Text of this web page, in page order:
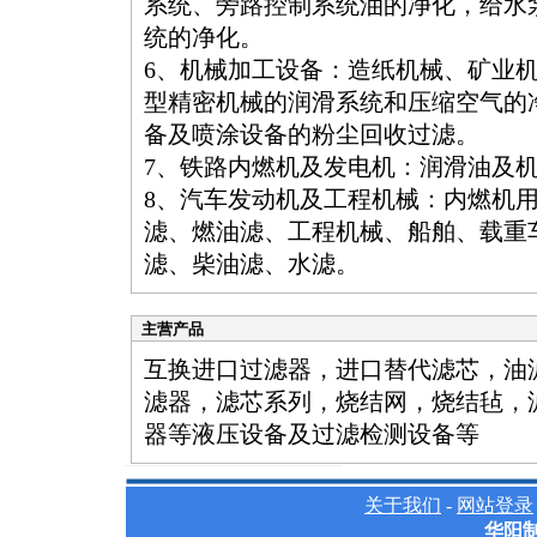
统的净化。
6、机械加工设备：造纸机械、矿业
型精密机械的润滑系统和压缩空气的
备及喷涂设备的粉尘回收过滤。
7、铁路内燃机及发电机：润滑油及
8、汽车发动机及工程机械：内燃机
滤、燃油滤、工程机械、船舶、载重
滤、柴油滤、水滤。
主营产品
互换进口过滤器，进口替代滤芯，油
滤器，滤芯系列，烧结网，烧结毡，
器等液压设备及过滤检测设备等
关于我们 - 网站登录
华阳